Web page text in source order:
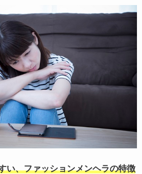
い、ファッションメンヘラの特徴